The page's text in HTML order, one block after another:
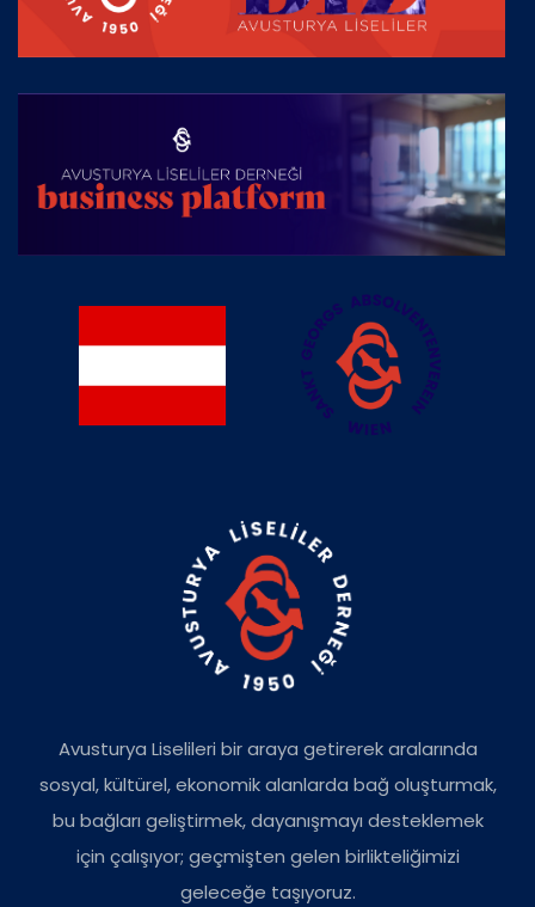
Avusturya Liselileri bir araya getirerek aralarında
sosyal, kültürel, ekonomik alanlarda bağ oluşturmak,
bu bağları geliştirmek, dayanışmayı desteklemek
için çalışıyor; geçmişten gelen birlikteliğimizi
geleceğe taşıyoruz.